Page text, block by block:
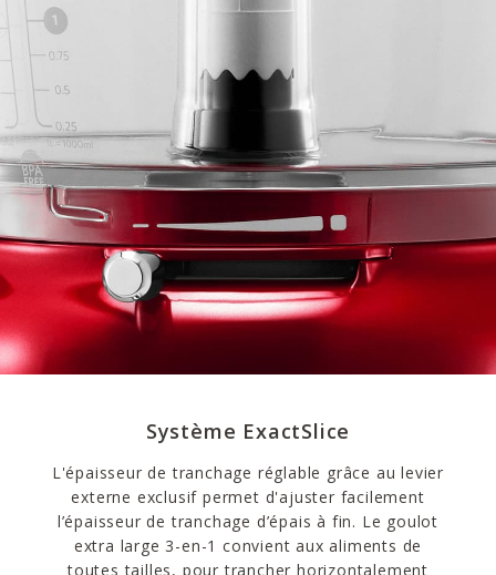
Système ExactSlice
L'épaisseur de tranchage réglable grâce au levier
externe exclusif permet d'ajuster facilement
l’épaisseur de tranchage d’épais à fin. Le goulot
extra large 3-en-1 convient aux aliments de
toutes tailles, pour trancher horizontalement